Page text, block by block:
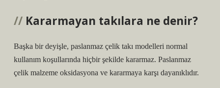
Kararmayan takılara ne denir?
Başka bir deyişle, paslanmaz çelik takı modelleri normal
kullanım koşullarında hiçbir şekilde kararmaz. Paslanmaz
çelik malzeme oksidasyona ve kararmaya karşı dayanıklıdır.